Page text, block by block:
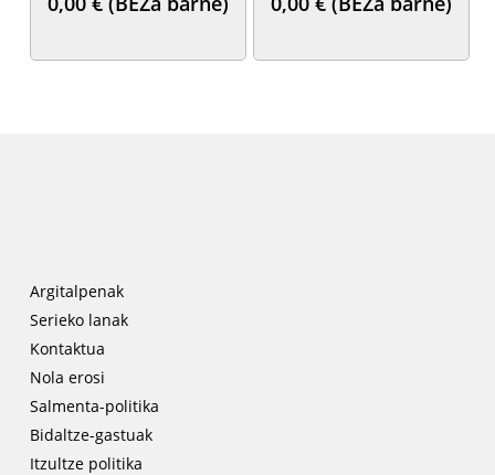
Argitalpenak
Serieko lanak
Kontaktua
Nola erosi
Salmenta-politika
Bidaltze-gastuak
Itzultze politika